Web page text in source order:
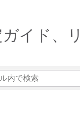
イド、